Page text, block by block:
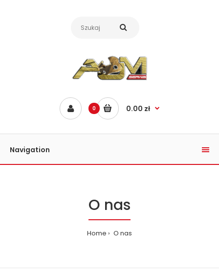
0 0.00 zł
Navigation
O nas
Home O nas